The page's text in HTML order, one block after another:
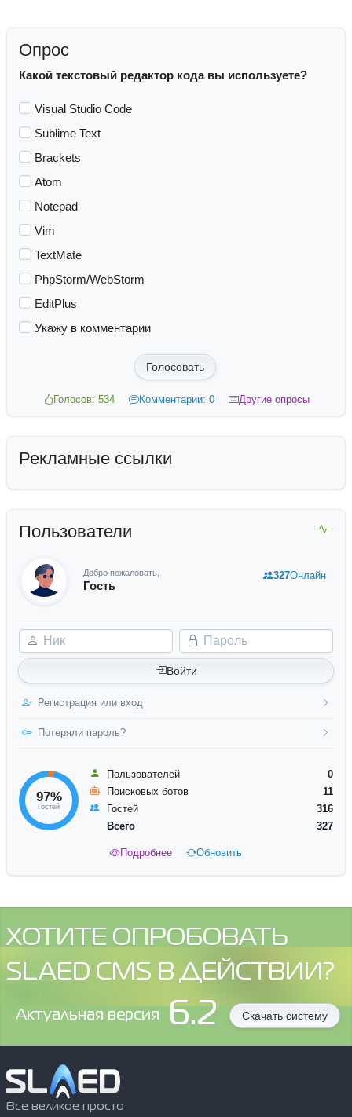
Опрос
Какой текстовый редактор кода вы используете?
Visual Studio Code
Sublime Text
Brackets
Atom
Notepad
Vim
TextMate
PhpStorm/WebStorm
EditPlus
Укажу в комментарии
Голосовать
Голосов: 534 Комментарии: 0 Другие опросы
Рекламные ссылки
Пользователи
Добро пожаловать,
Гость
Ник Пароль
Войти
Регистрация или вход
Потеряли пароль?
327Онлайн
97%
Гостей
Пользователей
0
Поисковых ботов
11
Гостей
316
Всего
327
Подробнее Обновить
ХОТИТЕ ОПРОБОВАТЬ
SLAED CMS В ДЕЙСТВИИ?
Aктуальная версия 6.2 Скачать систему
Все великое просто